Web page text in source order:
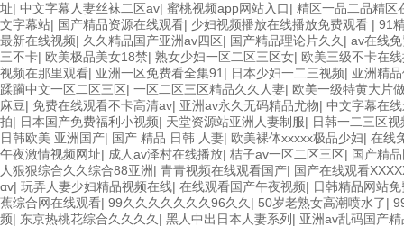
址| 中文字幕人妻丝袜二区av| 蜜桃视频app网站入口| 精区一品二品精区
文字幕站| 国产精品资源在线观看| 少妇视频播放在线播放免费观看 | 91
最新在线视频| 久久精品国产亚洲av四区| 国产精品理论片久久 | av在线
三不卡| 欧美极品美女18禁| 熟女少妇一区二区三区女| 欧美三级不卡在
视频在那里观看| 亚洲一区免费看全集91 | 日本少妇一二三视频| 亚洲精
蹂躏中文一区二区三区| 一区二区三区精品久久人妻| 欧美一级特黄大片
麻豆| 免费在线观看不卡高清av| 亚洲av永久无码精品尤物| 中文字幕在
拍| 日本国产免费福利小视频| 天堂资源站亚洲人妻制服| 日韩一二三区
日韩欧美 亚洲国产| 国产 精品 日韩 人妻| 欧美裸体xxxxx极品少妇| 在线
午夜激情视频网址| 成人av泽村在线播放| 桔子av一区二区三区| 国产精
人狠狠综合久久综合88亚洲| 青青视频在线观看国产| 国产在线观看
αv| 玩弄人妻少妇精品视频在线| 在线观看国产午夜视频| 日韩精品网站
蕉综合网在线观看| 99久久久久久久久96久久 | 50岁老熟女高潮喷水了|
频| 东京热桃花综合久久久久 | 黑人中出日本人妻系列 | 亚洲av乱码国产